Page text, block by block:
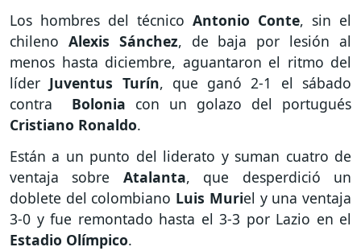
Los hombres del técnico Antonio Conte, sin el
chileno Alexis Sánchez, de baja por lesión al
menos hasta diciembre, aguantaron el ritmo del
líder Juventus Turín, que ganó 2-1 el sábado
contra Bolonia con un golazo del portugués
Cristiano Ronaldo.
Están a un punto del liderato y suman cuatro de
ventaja sobre Atalanta, que desperdició un
doblete del colombiano Luis Muriel y una ventaja
3-0 y fue remontado hasta el 3-3 por Lazio en el
Estadio Olímpico.